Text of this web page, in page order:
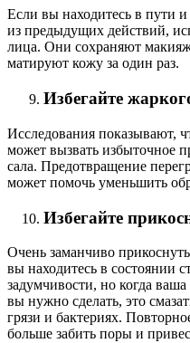
Если вы находитесь в пути
из предыдущих действий,
лица. Они сохраняют
матируют кожу за один раз.
Избегайте
Исследования показывают,
может вызвать избыточное
сала. Предотвращение
может помочь уменьшить
Избегайте
Очень заманчиво
вы находитесь в состоянии
задумчивости, но когда
вы нужно сделать, это
грязи и бактериях.
больше забить поры и